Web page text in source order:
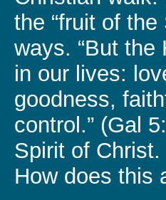
the “fruit of
ways. “But
in our lives:
goodness,
control.” (Gal
Spirit of Christ.
How does this